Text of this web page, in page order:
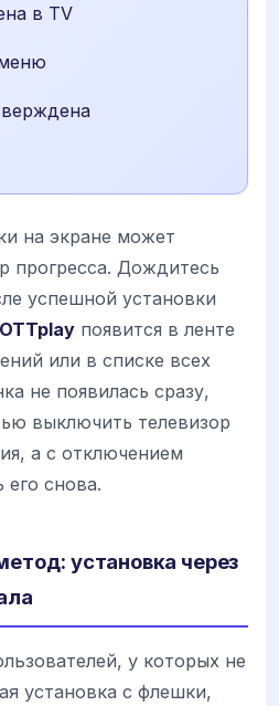
в TV
на экране может
прогресса. Дождитесь
успешной установки
OTTplay появится в ленте
или в списке всех
не появилась сразу,
выключить телевизор
а с отключением
его снова.
установка через
у которых не
установка с флешки,